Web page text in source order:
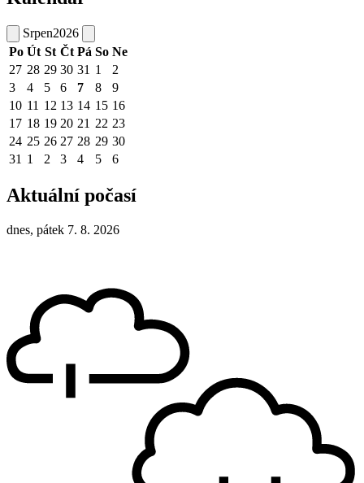
Srpen2026
Po Út St Čt Pá So Ne
27 28 29 30 31 1
2
3
4 5 6 7 8
9
10 11 12 13 14 15 16
17 18 19 20 21 22 23
24 25 26 27 28 29 30
31 1 2 3 4 5 6
Aktuální počasí
dnes, pátek 7. 8. 2026